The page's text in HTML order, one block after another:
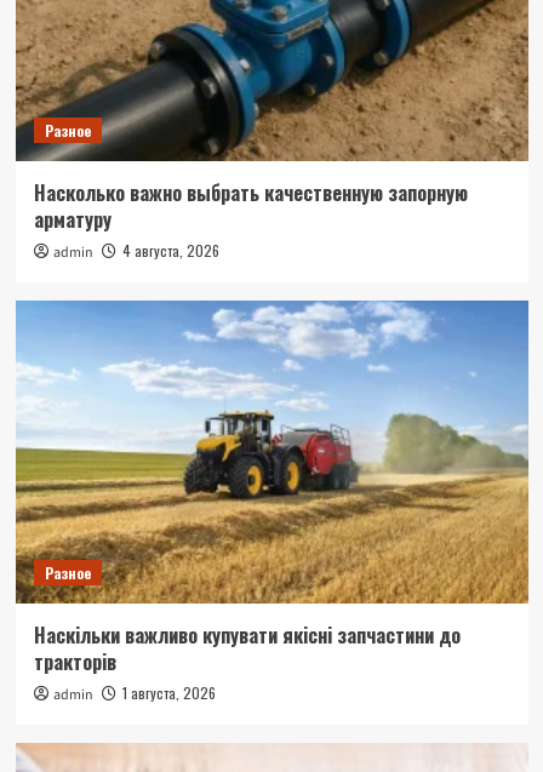
Разное
Насколько важно выбрать качественную запорную
арматуру
admin 4 августа, 2026
Разное
Наскільки важливо купувати якісні запчастини до
тракторів
admin 1 августа, 2026